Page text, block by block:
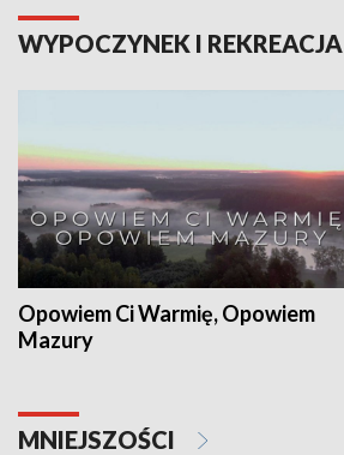
WYPOCZYNEK I REKREACJA
Opowiem Ci Warmię, Opowiem
Mazury
MNIEJSZOŚCI